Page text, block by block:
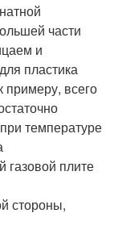
части
и
пластика
всего
температуре
газовой плите
стороны,